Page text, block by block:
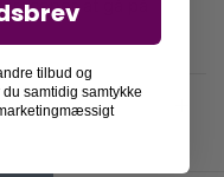
at gå på
tilbud og
samtidig samtykke